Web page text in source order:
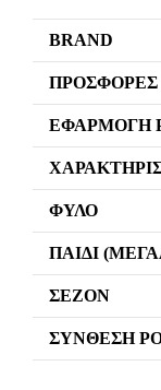
BRAND
ΠΡΟΣΦΟΡΈΣ
ΕΦΑΡΜΟΓΉ
ΦΎΛΟ
ΠΑΙΔΊ
ΣΕΖΌΝ
ΣΎΝΘΕΣΗ